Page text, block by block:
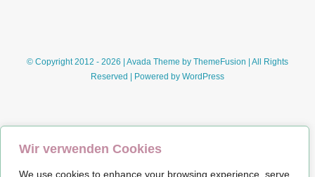
Wir verwenden Cookies
We use cookies to enhance your browsing experience, serve
© Copyright 2012 - 2026 | Avada Theme by ThemeFusion | All Rights
Reserved | Powered by WordPress